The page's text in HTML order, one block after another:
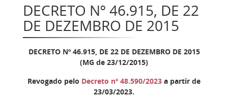
DECRETO Nº 46.915, DE 22
DE DEZEMBRO DE 2015
DECRETO Nº 46.915, DE 22 DE DEZEMBRO DE 2015
(MG de 23/12/2015)
Revogado pelo Decreto nº 48.590/2023 a partir de
23/03/2023.